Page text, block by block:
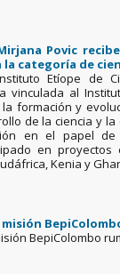
Povic
la categoría de
Etíope de
vinculada al
formación y
de la ciencia y la
en el papel
en proyectos
Kenia y
BepiColombo